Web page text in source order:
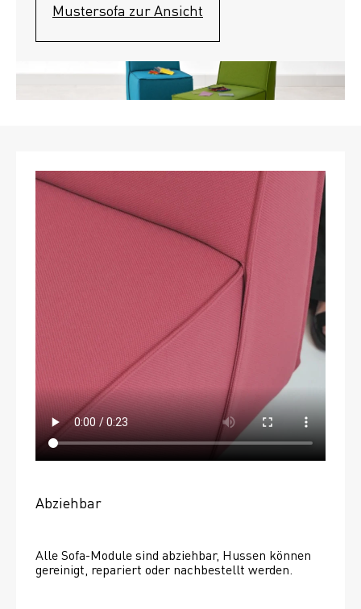
Mustersofa zur Ansicht
Abziehbar
Alle Sofa-Module sind abziehbar, Hussen können
gereinigt, repariert oder nachbestellt werden.